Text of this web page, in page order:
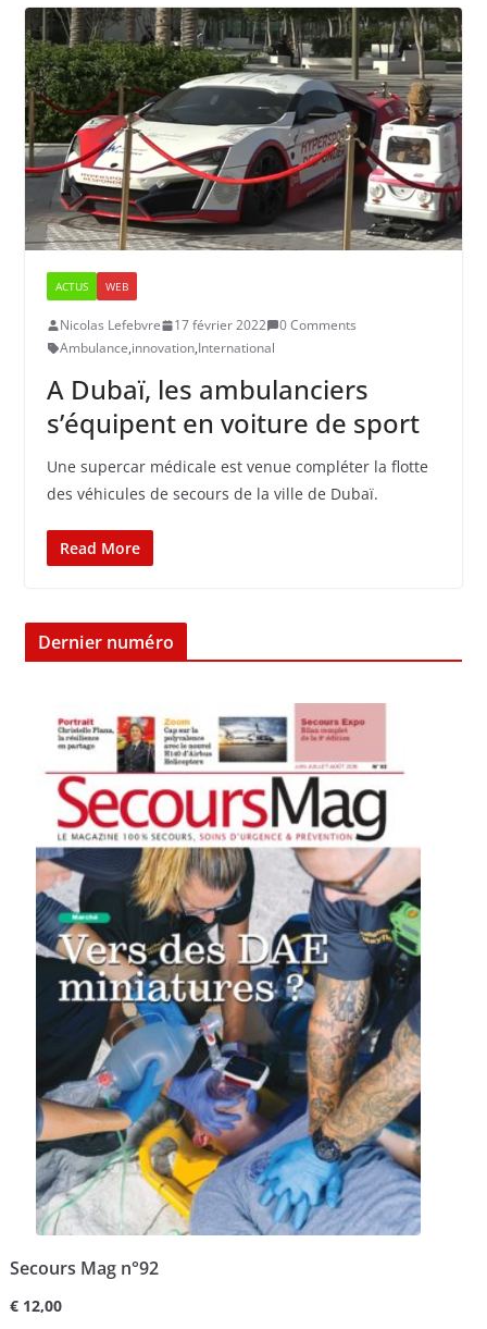
ACTUS WEB
Nicolas Lefebvre 17 février 2022
0 Comments
Ambulance,innovation,International
A Dubaï, les ambulanciers
s’équipent en voiture de sport
Une supercar médicale est venue compléter la flotte
des véhicules de secours de la ville de Dubaï.
Read More
Dernier numéro
Secours Mag n°92
€12,00